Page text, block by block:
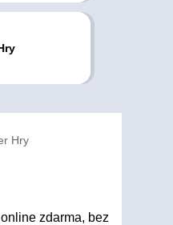
Hry
zdarma, bez